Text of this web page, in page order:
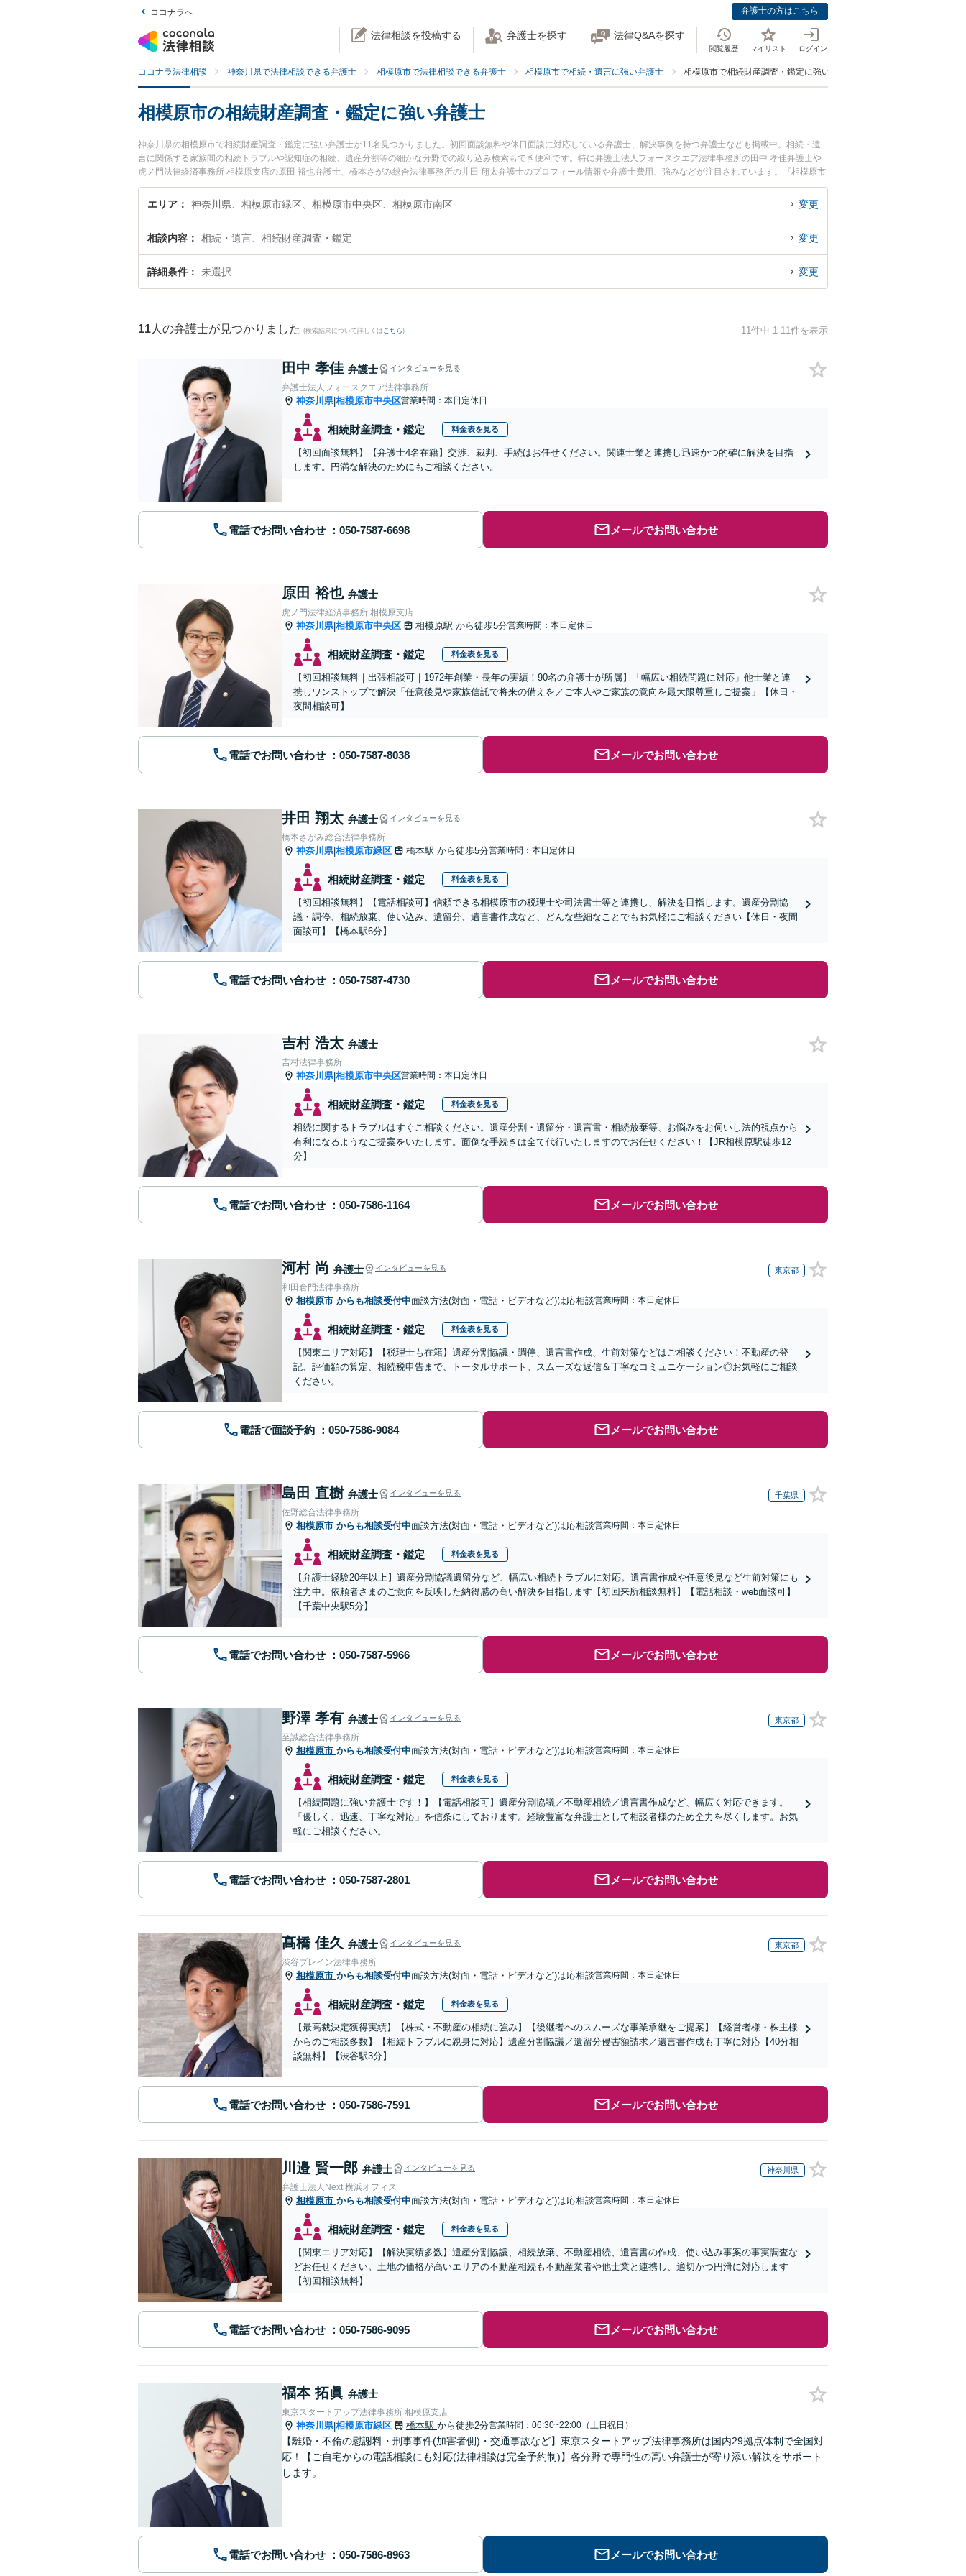
ココナラへ 弁護士の方はこちら
法律相談を投稿する 弁護士を探す 法律Q&Aを探す
閲覧履歴 マイリスト ログイン
ココナラ法律相談 神奈川県で法律相談できる弁護士 相模原市で法律相談できる弁護士 相模原市で相続・遺言に強い弁護士 相模原市で相続財産調査・鑑定に強い弁護士
相模原市の相続財産調査・鑑定に強い弁護士
神奈川県の相模原市で相続財産調査・鑑定に強い弁護士が11名見つかりました。初回面談無料や休日面談に対応している弁護士、解決事例を持つ弁護士なども掲載中。相続・遺
言に関係する家族間の相続トラブルや認知症の相続、遺産分割等の細かな分野での絞り込み検索もでき便利です。特に弁護士法人フォースクエア法律事務所の田中 孝佳弁護士や
虎ノ門法律経済事務所 相模原支店の原田 裕也弁護士、橋本さがみ総合法律事務所の井田 翔太弁護士のプロフィール情報や弁護士費用、強みなどが注目されています。『相模原市
で土日や夜間に発生した相続財産調査・鑑定のトラブルを今すぐに弁護士に相談したい』『相続財産調査・鑑定のトラブル解決の実績豊富な近くの弁護士を検索したい』『初回相
談無料で相続財産調査・鑑定を法律相談できる相模原市内の弁護士に相談予約したい』などでお困りの相談者さんにおすすめです。
エリア 神奈川県、相模原市緑区、相模原市中央区、相模原市南区 変更
相談内容 相続・遺言、相続財産調査・鑑定 変更
詳細条件 未選択 変更
11 人の弁護士が見つかりました (検索結果について詳しくは こちら) 11件中 1-11件を表示
田中 孝佳 弁護士 インタビューを見る
弁護士法人フォースクエア法律事務所
神奈川県|相模原市中央区営業時間：本日定休日
相続財産調査・鑑定 料金表を見る
【初回面談無料】【弁護士4名在籍】交渉、裁判、手続はお任せください。関連士業と連携し迅速かつ的確に解決を目指
します。円満な解決のためにもご相談ください。
電話でお問い合わせ メールでお問い合わせ
原田 裕也 弁護士
虎ノ門法律経済事務所 相模原支店
神奈川県|相模原市中央区 相模原駅 から徒歩5分営業時間：本日定休日
相続財産調査・鑑定 料金表を見る
【初回相談無料｜出張相談可｜1972年創業・長年の実績！90名の弁護士が所属】「幅広い相続問題に対応」他士業と連
携しワンストップで解決「任意後見や家族信託で将来の備えを／ご本人やご家族の意向を最大限尊重しご提案」【休日・
夜間相談可】
電話でお問い合わせ メールでお問い合わせ
井田 翔太 弁護士 インタビューを見る
橋本さがみ総合法律事務所
神奈川県|相模原市緑区 橋本駅 から徒歩5分営業時間：本日定休日
相続財産調査・鑑定 料金表を見る
【初回相談無料】【電話相談可】信頼できる相模原市の税理士や司法書士等と連携し、解決を目指します。遺産分割協
議・調停、相続放棄、使い込み、遺留分、遺言書作成など、どんな些細なことでもお気軽にご相談ください【休日・夜間
面談可】【橋本駅6分】
電話でお問い合わせ メールでお問い合わせ
吉村 浩太 弁護士
吉村法律事務所
神奈川県|相模原市中央区営業時間：本日定休日
相続財産調査・鑑定 料金表を見る
相続に関するトラブルはすぐご相談ください。遺産分割・遺留分・遺言書・相続放棄等、お悩みをお伺いし法的視点から
有利になるようなご提案をいたします。面倒な手続きは全て代行いたしますのでお任せください！【JR相模原駅徒歩12
分】
電話でお問い合わせ メールでお問い合わせ
河村 尚 弁護士 インタビューを見る 東京都
和田倉門法律事務所
相模原市 からも相談受付中面談方法(対面・電話・ビデオなど)は応相談営業時間：本日定休日
相続財産調査・鑑定 料金表を見る
【関東エリア対応】【税理士も在籍】遺産分割協議・調停、遺言書作成、生前対策などはご相談ください！不動産の登
記、評価額の算定、相続税申告まで、トータルサポート。スムーズな返信＆丁寧なコミュニケーション◎お気軽にご相談
ください。
電話で面談予約 メールでお問い合わせ
島田 直樹 弁護士 インタビューを見る 千葉県
佐野総合法律事務所
相模原市 からも相談受付中面談方法(対面・電話・ビデオなど)は応相談営業時間：本日定休日
相続財産調査・鑑定 料金表を見る
【弁護士経験20年以上】遺産分割協議遺留分など、幅広い相続トラブルに対応。遺言書作成や任意後見など生前対策にも
注力中。依頼者さまのご意向を反映した納得感の高い解決を目指します【初回来所相談無料】【電話相談・web面談可】
【千葉中央駅5分】
電話でお問い合わせ メールでお問い合わせ
野澤 孝有 弁護士 インタビューを見る 東京都
至誠総合法律事務所
相模原市 からも相談受付中面談方法(対面・電話・ビデオなど)は応相談営業時間：本日定休日
相続財産調査・鑑定 料金表を見る
【相続問題に強い弁護士です！】【電話相談可】遺産分割協議／不動産相続／遺言書作成など、幅広く対応できます。
「優しく、迅速、丁寧な対応」を信条にしております。経験豊富な弁護士として相談者様のため全力を尽くします。お気
軽にご相談ください。
電話でお問い合わせ メールでお問い合わせ
髙橋 佳久 弁護士 インタビューを見る 東京都
渋谷ブレイン法律事務所
相模原市 からも相談受付中面談方法(対面・電話・ビデオなど)は応相談営業時間：本日定休日
相続財産調査・鑑定 料金表を見る
【最高裁決定獲得実績】【株式・不動産の相続に強み】【後継者へのスムーズな事業承継をご提案】【経営者様・株主様
からのご相談多数】【相続トラブルに親身に対応】遺産分割協議／遺留分侵害額請求／遺言書作成も丁寧に対応【40分相
談無料】【渋谷駅3分】
電話でお問い合わせ メールでお問い合わせ
川邉 賢一郎 弁護士 インタビューを見る 神奈川県
弁護士法人Next 横浜オフィス
相模原市 からも相談受付中面談方法(対面・電話・ビデオなど)は応相談営業時間：本日定休日
相続財産調査・鑑定 料金表を見る
【関東エリア対応】【解決実績多数】遺産分割協議、相続放棄、不動産相続、遺言書の作成、使い込み事案の事実調査な
どお任せください。土地の価格が高いエリアの不動産相続も不動産業者や他士業と連携し、適切かつ円滑に対応します
【初回相談無料】
電話でお問い合わせ メールでお問い合わせ
福本 拓眞 弁護士
東京スタートアップ法律事務所 相模原支店
神奈川県|相模原市緑区 橋本駅 から徒歩2分営業時間：06:30~22:00（土日祝日）
【離婚・不倫の慰謝料・刑事事件(加害者側)・交通事故など】東京スタートアップ法律事務所は国内29拠点体制で全国対
応！【ご自宅からの電話相談にも対応(法律相談は完全予約制)】各分野で専門性の高い弁護士が寄り添い解決をサポート
します。
電話でお問い合わせ メールでお問い合わせ